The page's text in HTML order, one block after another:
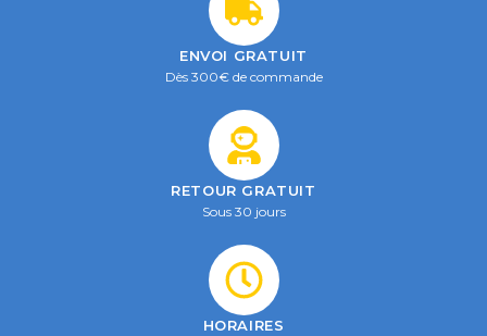
ENVOI GRATUIT
Dès 300€ de commande
RETOUR GRATUIT
Sous 30 jours
HORAIRES